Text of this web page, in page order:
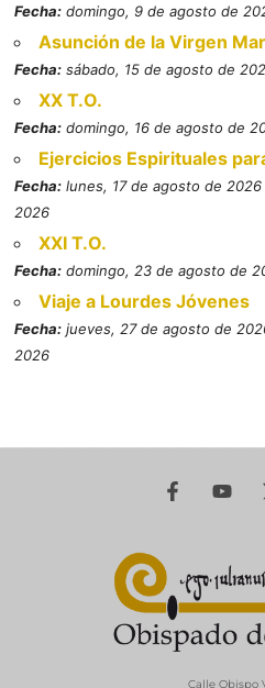
Fecha: domingo, 9 de agosto de
Asunción de la Virgen
Fecha: sábado, 15 de agosto de
XX T.O.
Fecha: domingo, 16 de agosto de
Ejercicios Espirituales
Fecha: lunes, 17 de agosto de
2026
XXI T.O.
Fecha: domingo, 23 de agosto de
Viaje a Lourdes Jóvenes
Fecha: jueves, 27 de agosto de
2026
Calle Obispo